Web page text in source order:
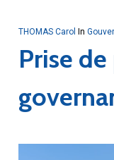
THOMAS Carol In
Prise